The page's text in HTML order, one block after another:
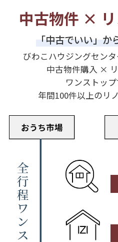
中古物件 ×
「中古でいい」か
びわこハウジングセンタ
中古物件購入 ×
ワンストップ
年間100件以上のリ